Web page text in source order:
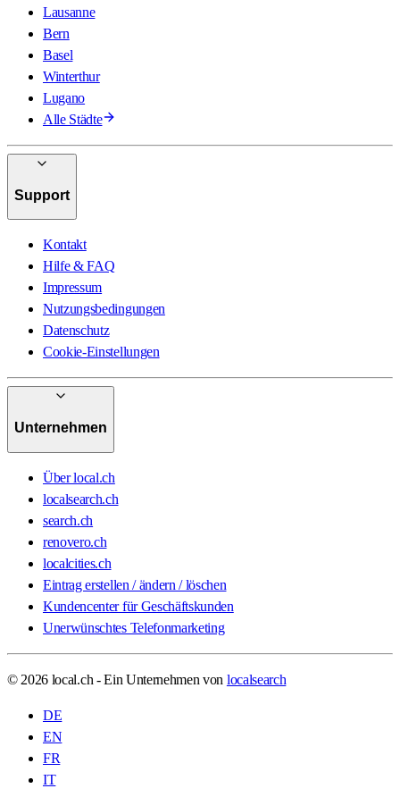
Lausanne
Bern
Basel
Winterthur
Lugano
Alle Städte
Support
Kontakt
Hilfe & FAQ
Impressum
Nutzungsbedingungen
Datenschutz
Cookie-Einstellungen
Unternehmen
Über local.ch
localsearch.ch
search.ch
renovero.ch
localcities.ch
Eintrag erstellen / ändern / löschen
Kundencenter für Geschäftskunden
Unerwünschtes Telefonmarketing
© 2026 local.ch - Ein Unternehmen von localsearch
DE
EN
FR
IT